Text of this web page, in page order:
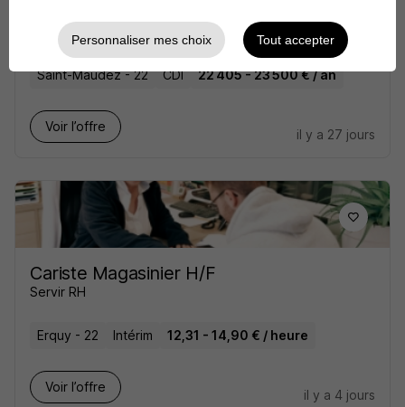
Groupe Perin
Saint-Maudez - 22 CDI 22 405 - 23 500 € / an
Voir l’offre
il y a 27 jours
Cariste Magasinier H/F
Servir RH
Erquy - 22 Intérim 12,31 - 14,90 € / heure
Voir l’offre
il y a 4 jours
Personnaliser mes choix Tout accepter